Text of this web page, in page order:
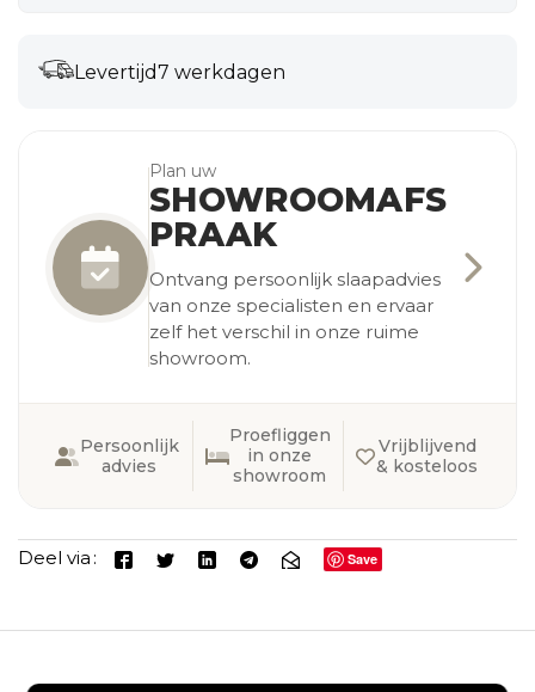
Levertijd7 werkdagen
Plan uw
SHOWROOMAFS
PRAAK
Ontvang persoonlijk slaapadvies
van onze specialisten en ervaar
zelf het verschil in onze ruime
showroom.
Persoonlijk
advies
Proefliggen
in onze
showroom
Vrijblijvend
& kosteloos
Deel via Save